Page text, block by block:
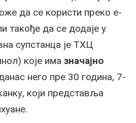
да се користи преко е-
такође да се додаје у
супстанца је ТХЦ
које има значајно
него пре 30 година, 7-
који представља